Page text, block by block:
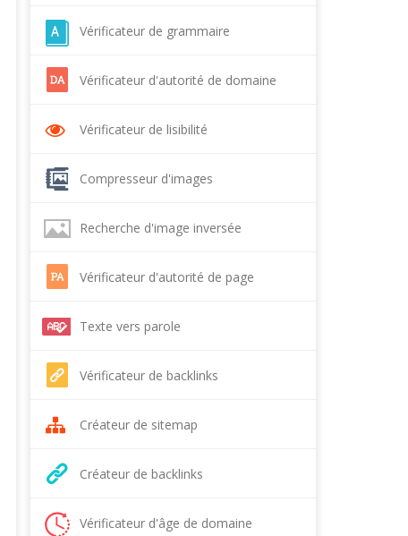
Vérificateur de grammaire
Vérificateur d'autorité de domaine
Vérificateur de lisibilité
Compresseur d'images
Recherche d'image inversée
Vérificateur d'autorité de page
Texte vers parole
Vérificateur de backlinks
Créateur de sitemap
Créateur de backlinks
Vérificateur d'âge de domaine